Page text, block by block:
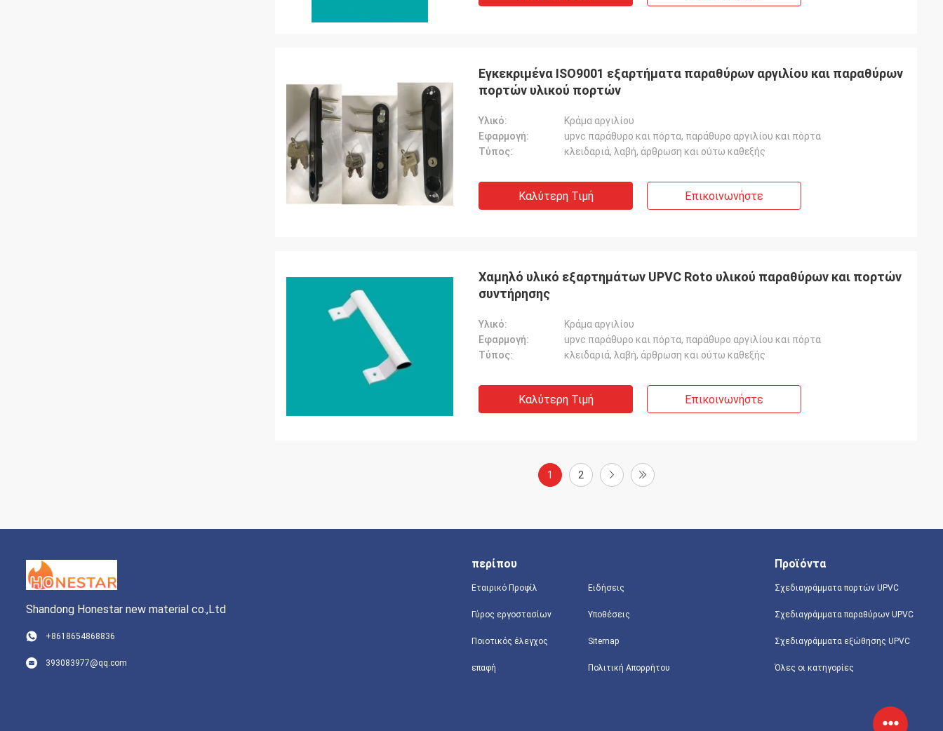
Εγκεκριμένα ISO9001 εξαρτήματα παραθύρων αργιλίου και παραθύρων
πορτών υλικού πορτών
Υλικό:
Κράμα αργιλίου
Εφαρμογή:
upvc παράθυρο και πόρτα, παράθυρο αργιλίου και πόρτα
Τύπος:
κλειδαριά, λαβή, άρθρωση και ούτω καθεξής
Καλύτερη Τιμή Επικοινωνήστε
Χαμηλό υλικό εξαρτημάτων UPVC Roto υλικού παραθύρων και πορτών
συντήρησης
Υλικό:
Κράμα αργιλίου
Εφαρμογή:
upvc παράθυρο και πόρτα, παράθυρο αργιλίου και πόρτα
Τύπος:
κλειδαριά, λαβή, άρθρωση και ούτω καθεξής
Καλύτερη Τιμή Επικοινωνήστε
1 2
Shandong Honestar new material co.,Ltd
+8618654868836
393083977@qq.com
περίπου
Εταιρικό Προφίλ
Γύρος εργοστασίων
Ποιοτικός έλεγχος
επαφή
Ειδήσεις
Υποθέσεις
Sitemap
Πολιτική Απορρήτου
Προϊόντα
Σχεδιαγράμματα πορτών UPVC
Σχεδιαγράμματα παραθύρων UPVC
Σχεδιαγράμματα εξώθησης UPVC
Όλες οι κατηγορίες